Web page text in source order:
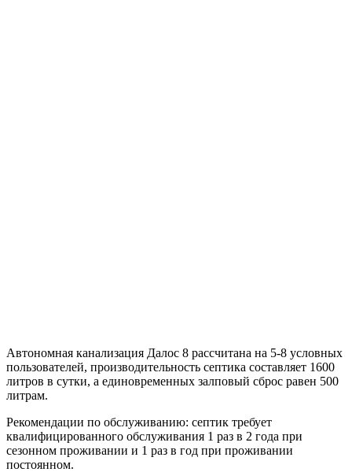
Автономная канализация Далос 8 рассчитана на 5-8 условных
пользователей, производительность септика составляет 1600
литров в сутки, а единовременных залповый сброс равен 500
литрам.
Рекомендации по обслуживанию: септик требует
квалифицированного обслуживания 1 раз в 2 года при
сезонном проживании и 1 раз в год при проживании
постоянном.